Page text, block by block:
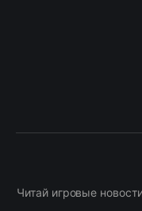
Читай игровые